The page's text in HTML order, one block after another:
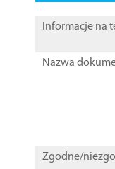
Informacje na
Nazwa
Zgodne/